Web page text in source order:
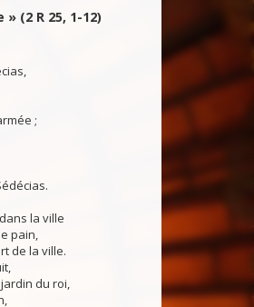
(2 R 25, 1-12)
;
la ville
pain,
de la ville.
du roi,